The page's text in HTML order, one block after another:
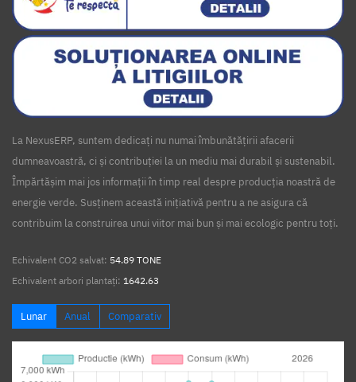
La NexusERP, suntem dedicați nu numai îmbunătățirii afacerii
dumneavoastră, ci și contribuției la un mediu mai durabil și sustenabil.
Împărtășim mai jos informații în timp real despre producția noastră de
energie verde. Susținem această inițiativă pentru a ne asigura că
contribuim la construirea unui viitor mai bun și mai ecologic pentru toți.
Echivalent CO2 salvat: 54.89 TONE
Echivalent arbori plantați: 1642.63
Lunar Anual Comparativ